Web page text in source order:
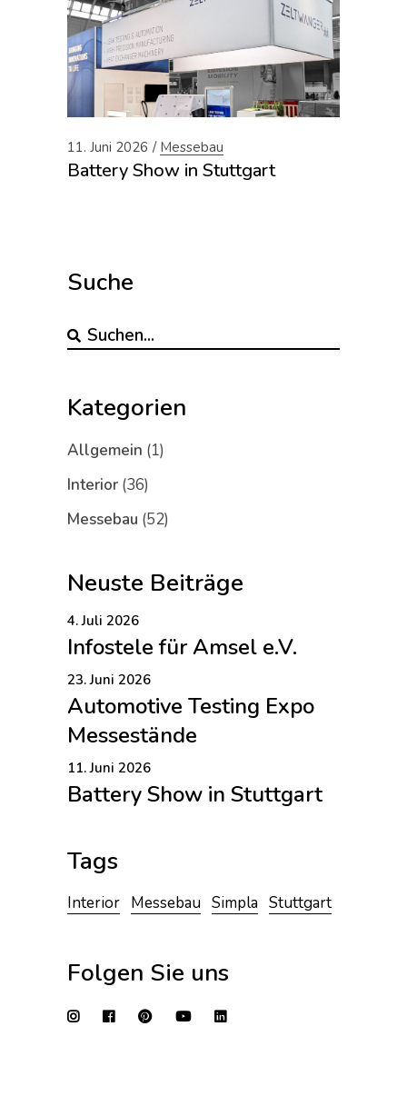
11. Juni 2026 Messebau
Battery Show in Stuttgart
Suche
Kategorien
Allgemein (1)
Interior (36)
Messebau (52)
Neuste Beiträge
4. Juli 2026
Infostele für Amsel e.V.
23. Juni 2026
Automotive Testing Expo
Messestände
11. Juni 2026
Battery Show in Stuttgart
Tags
Interior Messebau Simpla Stuttgart
Folgen Sie uns